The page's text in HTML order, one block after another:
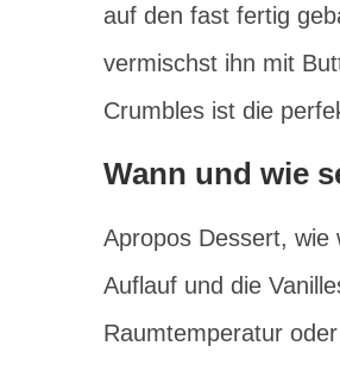
auf den fast fertig
vermischst ihn mit
Crumbles ist die
Wann und wie
Apropos Dessert, wie
Auflauf und die
Raumtemperatur